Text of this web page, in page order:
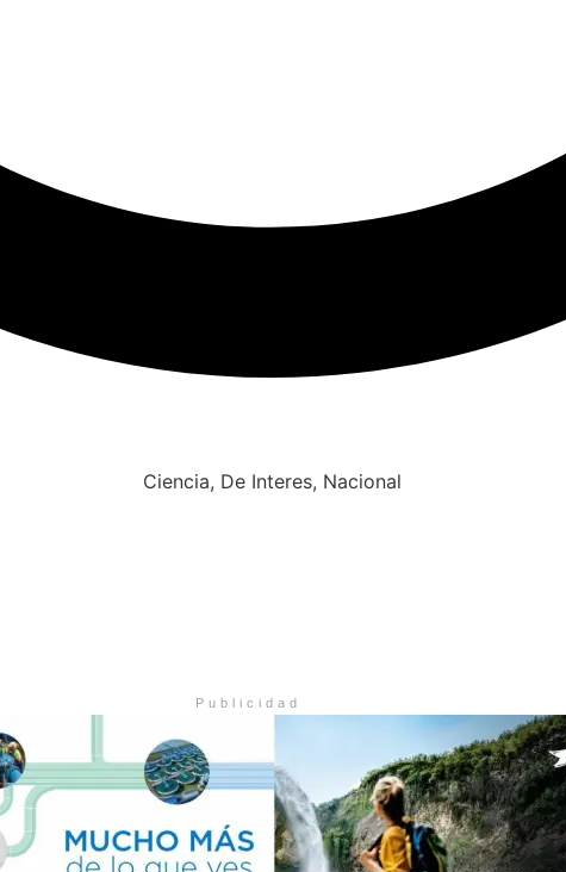
Ciencia, De Interes, Nacional
Publicidad